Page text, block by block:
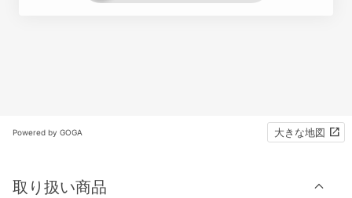
Powered by GOGA 大きな地図
取り扱い商品